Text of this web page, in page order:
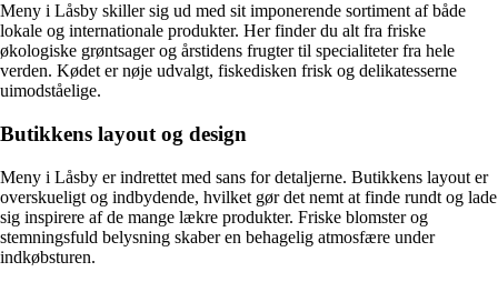
Meny i Låsby skiller sig ud med sit imponerende sortiment af både
lokale og internationale produkter. Her finder du alt fra friske
økologiske grøntsager og årstidens frugter til specialiteter fra hele
verden. Kødet er nøje udvalgt, fiskedisken frisk og delikatesserne
uimodståelige.
Butikkens layout og design
Meny i Låsby er indrettet med sans for detaljerne. Butikkens layout er
overskueligt og indbydende, hvilket gør det nemt at finde rundt og lade
sig inspirere af de mange lækre produkter. Friske blomster og
stemningsfuld belysning skaber en behagelig atmosfære under
indkøbsturen.